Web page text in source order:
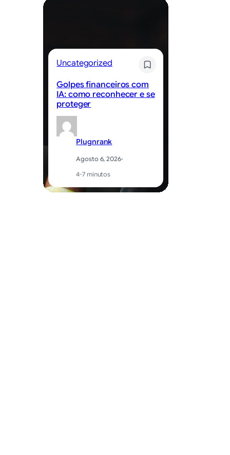
Uncategorized
Golpes financeiros com
IA: como reconhecer e se
proteger
Plugnrank
Agosto 6, 2026·
4-7 minutos